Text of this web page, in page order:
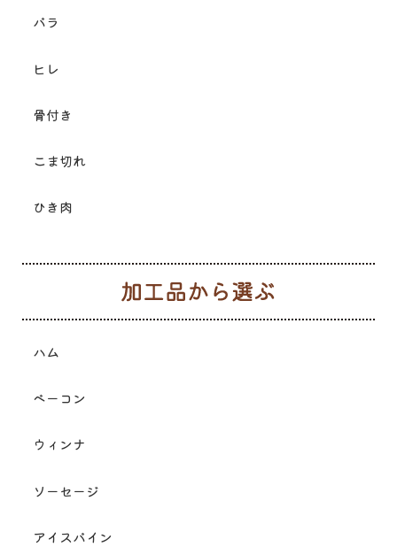
バラ
ヒレ
骨付き
こま切れ
ひき肉
ハム
ベーコン
ウィンナ
ソーセージ
アイスバイン